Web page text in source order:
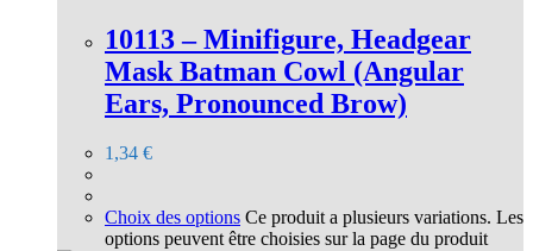
10113 – Minifigure, Headgear
Mask Batman Cowl (Angular
Ears, Pronounced Brow)
1,34 €
Choix des options Ce produit a plusieurs variations. Les
options peuvent être choisies sur la page du produit